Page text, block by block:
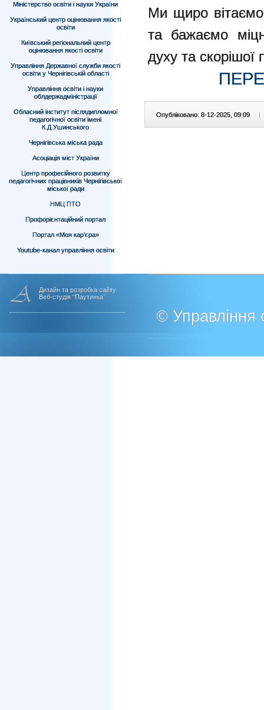
Міністерство освіти і науки України
Український центр оцінювання якості
освіти
Київський регіональний центр
оцінювання якості освіти
Управління Державної служби якості
освіти у Чернігівській області
Управління освіти і науки
облдержадміністрації
Обласний інститут післядипломної
педагогічної освіти імені
К.Д.Ушинського
Чернігівська міська рада
Асоціація міст України
Центр професійного розвитку
педагогічних працівників Чернігівської
міської ради
НМЦ ПТО
Профорієнтаційний портал
Портал «Моя кар’єра»
Youtube-канал управління освіти
Ми щиро
та бажаємо
духу та скорішої
Опубліковано: 8-12-2025, 09:09 |
Дизайн та розробка сайту
Веб-студія "Паутинка"
© Управління